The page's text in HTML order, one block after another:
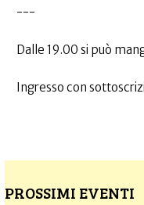
---
Dalle 19.00 si può
Ingresso con
PROSSIMI EVENTI